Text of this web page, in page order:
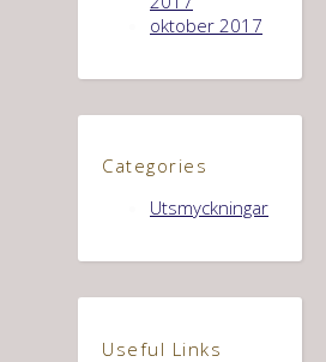
oktober 2017
Categories
Utsmyckningar
Useful Links